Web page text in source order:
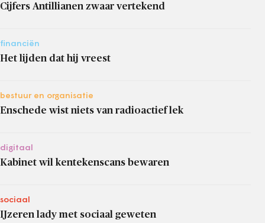
Cijfers Antillianen zwaar vertekend
financiën
Het lijden dat hij vreest
bestuur en organisatie
Enschede wist niets van radioactief lek
digitaal
Kabinet wil kentekenscans bewaren
sociaal
IJzeren lady met sociaal geweten